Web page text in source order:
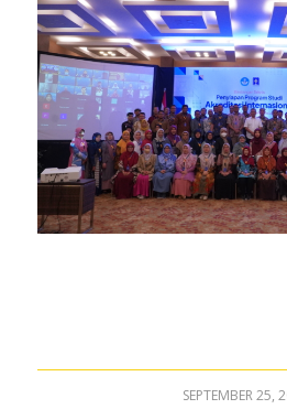
SEPTEMBER 25,